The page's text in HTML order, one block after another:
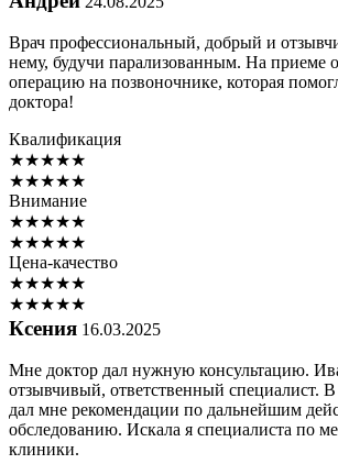
Врач профессиональный, добрый и
нему, будучи парализованным. На приеме
операцию на позвоночнике, которая
доктора!
Квалификация
★★★★★
★★★★★
Внимание
★★★★★
★★★★★
Цена-качество
★★★★★
★★★★★
Ксения 16.03.2025
Мне доктор дал нужную консультацию.
отзывчивый, ответственный специалист.
дал мне рекомендации по дальнейшим
обследованию. Искала я специалиста по
клиники.